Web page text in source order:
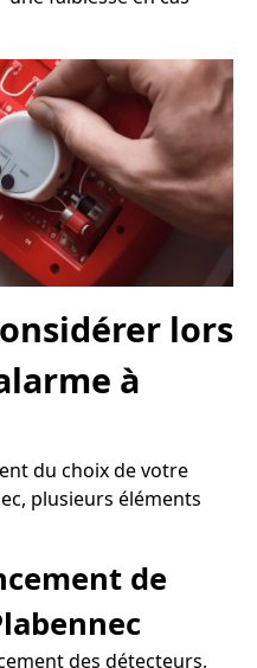
lors
à
du choix de votre
plusieurs éléments
de
des détecteurs,